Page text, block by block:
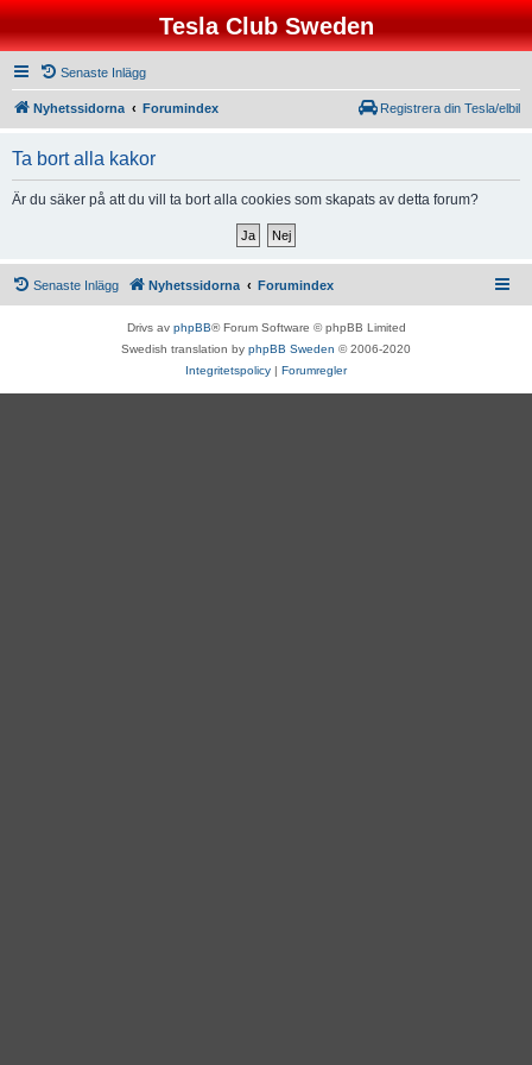
Tesla Club Sweden
Senaste Inlägg
Nyhetssidorna Forumindex Registrera din Tesla/elbil
Ta bort alla kakor
Är du säker på att du vill ta bort alla cookies som skapats av detta forum?
Senaste Inlägg Nyhetssidorna Forumindex
Drivs av phpBB® Forum Software © phpBB Limited
Swedish translation by phpBB Sweden © 2006-2020
Integritetspolicy | Forumregler